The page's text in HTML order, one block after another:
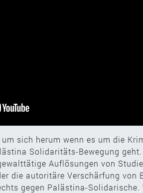
sich herum wenn es um die
Solidaritäts-Bewegung
Auflösungen von
die autoritäre Verschärfung von
gegen Palästina-